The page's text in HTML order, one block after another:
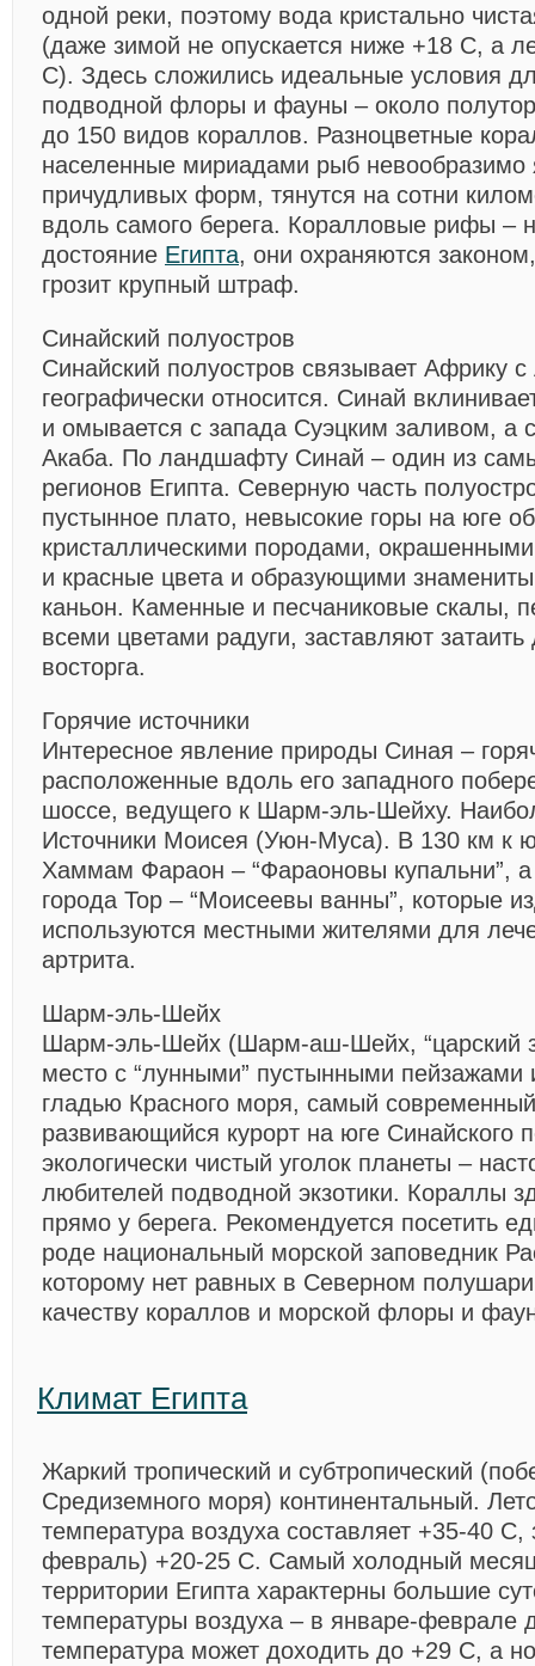
одной реки, поэтому вода кристально
(даже зимой не опускается ниже +18 С, а
С). Здесь сложились идеальные условия
подводной флоры и фауны – около
до 150 видов кораллов. Разноцветные
населенные мириадами рыб невообразимо
причудливых форм, тянутся на сотни
вдоль самого берега. Коралловые рифы –
достояние Египта, они охраняются
грозит крупный штраф.
Синайский полуостров
Синайский полуостров связывает Африку с
географически относится. Синай
и омывается с запада Суэцким заливом, а
Акаба. По ландшафту Синай – один из
регионов Египта. Северную часть
пустынное плато, невысокие горы на юге
кристаллическими породами,
и красные цвета и образующими
каньон. Каменные и песчаниковые скалы,
всеми цветами радуги, заставляют
восторга.
Горячие источники
Интересное явление природы Синая –
расположенные вдоль его западного
шоссе, ведущего к Шарм-эль-Шейху.
Источники Моисея (Уюн-Муса). В 130 км к
Хаммам Фараон – “Фараоновы купальни”,
города Тор – “Моисеевы ванны”, которые
используются местными жителями для
артрита.
Шарм-эль-Шейх
Шарм-эль-Шейх (Шарм-аш-Шейх, “царский
место с “лунными” пустынными пейзажами
гладью Красного моря, самый
развивающийся курорт на юге Синайского
экологически чистый уголок планеты –
любителей подводной экзотики. Кораллы
прямо у берега. Рекомендуется посетить
роде национальный морской заповедник
которому нет равных в Северном
качеству кораллов и морской флоры и
Климат Египта
Жаркий тропический и субтропический
Средиземного моря) континентальный.
температура воздуха составляет +35-40
февраль) +20-25 С. Самый холодный
территории Египта характерны большие
температуры воздуха – в январе-феврале
температура может доходить до +29 С, а